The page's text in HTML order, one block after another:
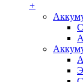
+